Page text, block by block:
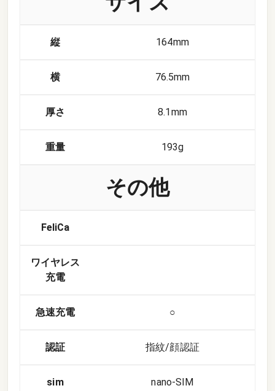
縦 164mm
横 76.5mm
厚さ 8.1mm
重量 193g
その他
FeliCa
ワイヤレス
充電
急速充電 ○
認証 指紋/顔認証
sim nano-SIM